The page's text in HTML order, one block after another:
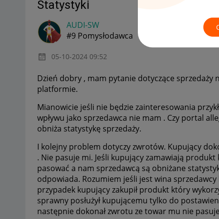
Statystyki
AUDI-SW
#9 Pomysłodawca
‎05-10-2024 09:52
Dzień dobry , mam pytanie dotyczące
platformie.
Mianowicie jeśli nie będzie zainteresowania
wpływu jako sprzedawca nie mam . Czy portal
obniża statystykę sprzedaży.
I kolejny problem dotyczy zwrotów. Kupujący
. Nie pasuje mi. Jeśli kupujący zamawiają
pasować a nam sprzedawcą są obniżane
odpowiada. Rozumiem jeśli jest wina
przypadek kupujący zakupił produkt który
sprawny posłużył kupującemu tylko do
następnie dokonał zwrotu ze towar mu nie